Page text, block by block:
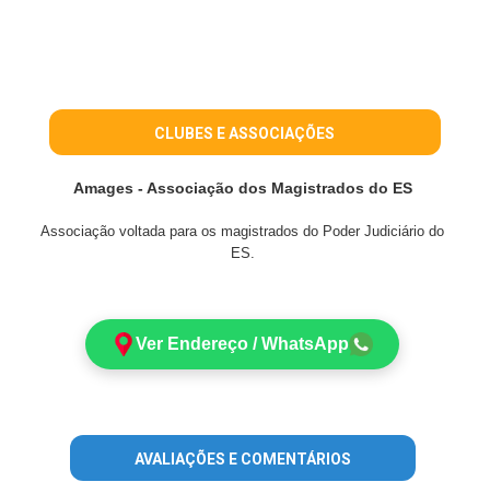
CLUBES E ASSOCIAÇÕES
Amages - Associação dos Magistrados do ES
Associação voltada para os magistrados do Poder Judiciário do
ES.
Ver Endereço / WhatsApp
AVALIAÇÕES E COMENTÁRIOS